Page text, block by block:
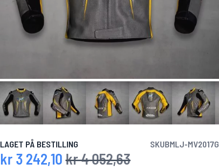
LAGET PÅ BESTILLING SKUBMLJ-MV2017G
Spesialpris
kr 3 242,10 Vanlig pris
kr 4 052,63